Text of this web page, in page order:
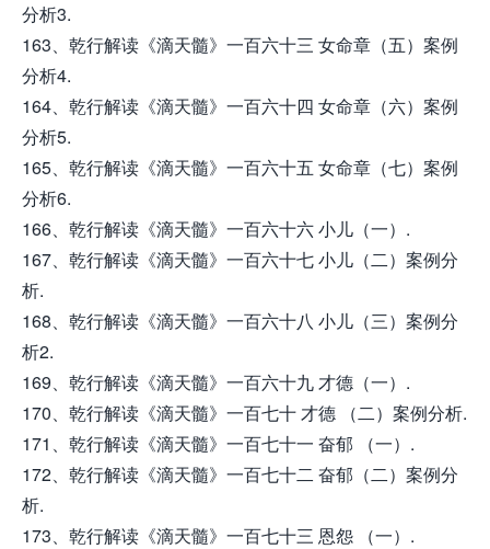
分析3.
163、乾行解读《滴天髓》一百六十三 女命章（五）案例
分析4.
164、乾行解读《滴天髓》一百六十四 女命章（六）案例
分析5.
165、乾行解读《滴天髓》一百六十五 女命章（七）案例
分析6.
166、乾行解读《滴天髓》一百六十六 小儿（一）.
167、乾行解读《滴天髓》一百六十七 小儿（二）案例分
析.
168、乾行解读《滴天髓》一百六十八 小儿（三）案例分
析2.
169、乾行解读《滴天髓》一百六十九 才德（一）.
170、乾行解读《滴天髓》一百七十 才德 （二）案例分析.
171、乾行解读《滴天髓》一百七十一 奋郁 （一）.
172、乾行解读《滴天髓》一百七十二 奋郁（二）案例分
析.
173、乾行解读《滴天髓》一百七十三 恩怨 （一）.